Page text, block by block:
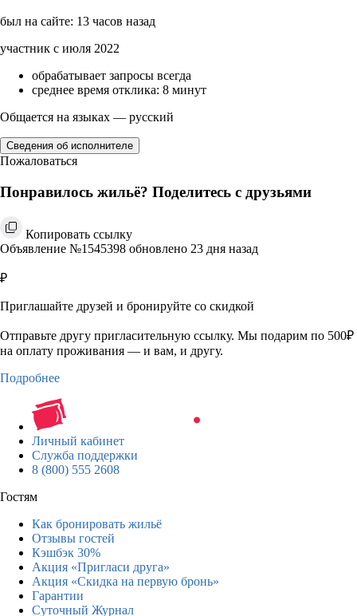
был на сайте: 13 часов назад
участник с июля 2022
обрабатывает запросы всегда
среднее время отклика: 8 минут
Общается на языках — русский
Сведения об исполнителе
Пожаловаться
Понравилось жильё? Поделитесь с друзьями
Копировать ссылку
Объявление №1545398 обновлено 23 дня назад
₽
Приглашайте друзей и бронируйте со скидкой
Отправьте другу пригласительную ссылку. Мы подарим по 500₽
на оплату проживания — и вам, и другу.
Подробнее
Личный кабинет
Служба поддержки
8 (800) 555 2608
Гостям
Как бронировать жильё
Отзывы гостей
Кэшбэк 30%
Акция «Пригласи друга»
Акция «Скидка на первую бронь»
Гарантии
Суточный Журнал